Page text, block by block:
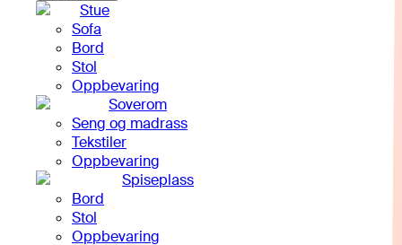
Stue
Sofa
Bord
Stol
Oppbevaring
Soverom
Seng og madrass
Tekstiler
Oppbevaring
Spiseplass
Bord
Stol
Oppbevaring